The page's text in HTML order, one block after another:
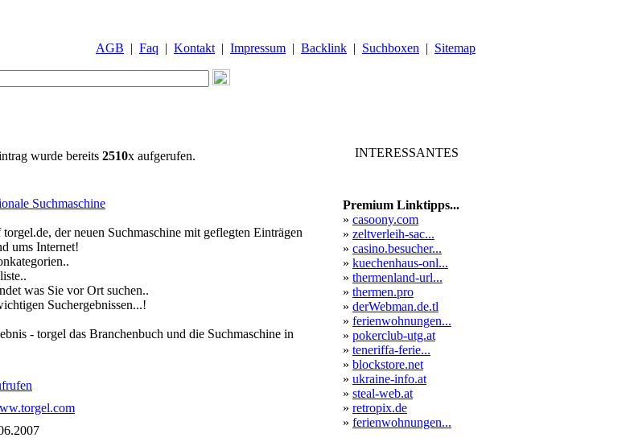
AGB | Faq | Kontakt | Impressum | Backlink | Suchboxen | Sitemap
wurde bereits 2510x aufgerufen.
Suchmaschine
der neuen Suchmaschine mit geflegten Einträgen
ums Internet!
was Sie vor Ort suchen..
Suchergebnissen...!
- torgel das Branchenbuch und die Suchmaschine in
INTERESSANTES
Premium Linktipps...
» casoony.com
» zeltverleih-sac...
» casino.besucher...
» kuechenhaus-onl...
» thermenland-url...
» thermen.pro
» derWebman.de.tl
» ferienwohnungen...
» pokerclub-utg.at
» teneriffa-ferie...
» blockstore.net
» ukraine-info.at
» steal-web.at
» retropix.de
» ferienwohnungen...